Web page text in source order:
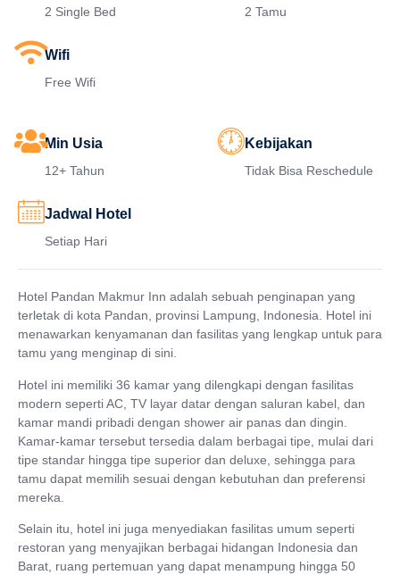
2 Single Bed 2 Tamu
Wifi
Free Wifi
Min Usia
12+ Tahun
Kebijakan
Tidak Bisa Reschedule
Jadwal Hotel
Setiap Hari
Hotel Pandan Makmur Inn adalah sebuah penginapan yang
terletak di kota Pandan, provinsi Lampung, Indonesia. Hotel ini
menawarkan kenyamanan dan fasilitas yang lengkap untuk para
tamu yang menginap di sini.
Hotel ini memiliki 36 kamar yang dilengkapi dengan fasilitas
modern seperti AC, TV layar datar dengan saluran kabel, dan
kamar mandi pribadi dengan shower air panas dan dingin.
Kamar-kamar tersebut tersedia dalam berbagai tipe, mulai dari
tipe standar hingga tipe superior dan deluxe, sehingga para
tamu dapat memilih sesuai dengan kebutuhan dan preferensi
mereka.
Selain itu, hotel ini juga menyediakan fasilitas umum seperti
restoran yang menyajikan berbagai hidangan Indonesia dan
Barat, ruang pertemuan yang dapat menampung hingga 50